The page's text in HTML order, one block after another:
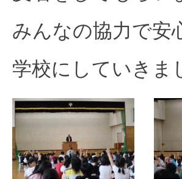
みんなの協力で安
学校にしていきま